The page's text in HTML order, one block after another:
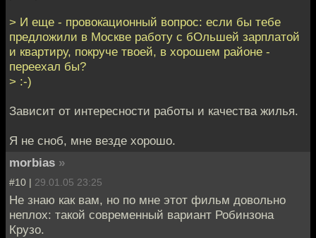
> И еще - провокационный вопрос: если бы тебе
предложили в Москве работу с бОльшей зарплатой
и квартиру, покруче твоей, в хорошем районе -
переехал бы?
> :-)
Зависит от интересности работы и качества жилья.
Я не сноб, мне везде хорошо.
morbias »
#10 | 29.01.05 23:25
Не знаю как вам, но по мне этот фильм довольно
неплох: такой современный вариант Робинзона
Крузо.